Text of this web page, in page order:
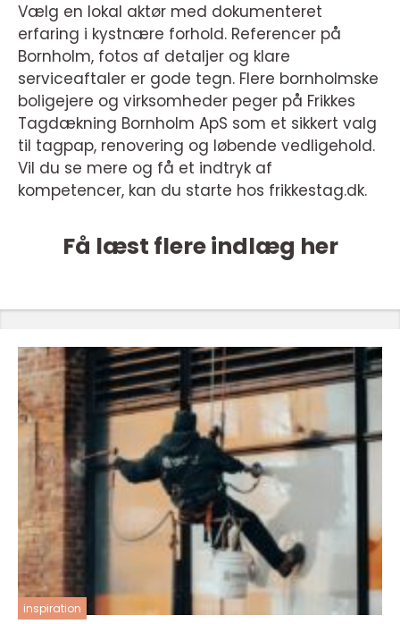
Vælg en lokal aktør med dokumenteret
erfaring i kystnære forhold. Referencer på
Bornholm, fotos af detaljer og klare
serviceaftaler er gode tegn. Flere bornholmske
boligejere og virksomheder peger på Frikkes
Tagdækning Bornholm ApS som et sikkert valg
til tagpap, renovering og løbende vedligehold.
Vil du se mere og få et indtryk af
kompetencer, kan du starte hos frikkestag.dk.
Få læst flere indlæg her
inspiration